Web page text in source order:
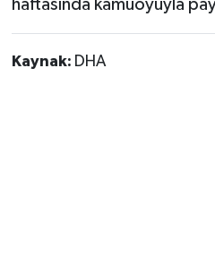
haftasında kamuoyuyla
Kaynak: DHA